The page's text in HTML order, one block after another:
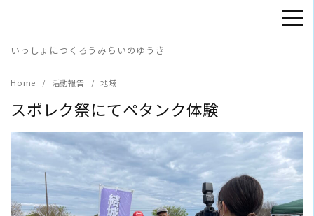
content
いっしょにつくろうみらいのゆうき
Home 活動報告 地域
スポレク祭にてペタンク体験